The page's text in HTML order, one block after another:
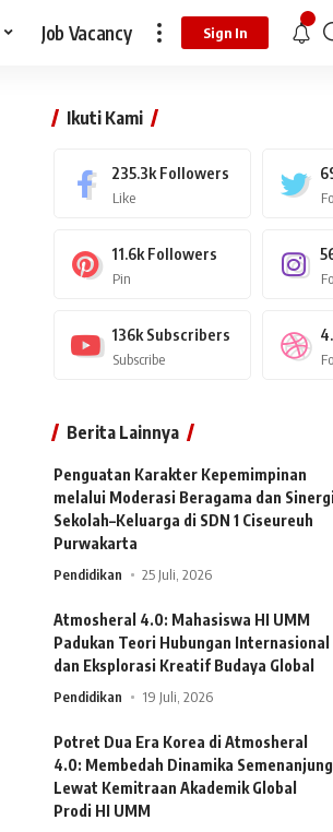
Job Vacancy Sign In
Ikuti Kami
235.3k Followers
Like
11.6k Followers
Pin
136k Subscribers
Subscribe
Berita Lainnya
Penguatan Karakter Kepemimpinan
melalui Moderasi Beragama dan Sinergi
Sekolah–Keluarga di SDN 1 Ciseureuh
Purwakarta
Pendidikan 25 Juli, 2026
Atmosheral 4.0: Mahasiswa HI UMM
Padukan Teori Hubungan Internasional
dan Eksplorasi Kreatif Budaya Global
Pendidikan 19 Juli, 2026
Potret Dua Era Korea di Atmosheral
4.0: Membedah Dinamika Semenanjung
Lewat Kemitraan Akademik Global
Prodi HI UMM